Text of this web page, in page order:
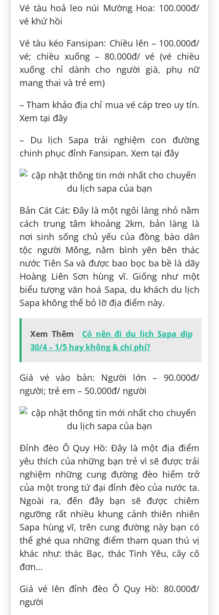
Vé tàu hoả leo núi Mường Hoa: 100.000đ/
vé khứ hồi
Vé tàu kéo Fansipan: Chiều lên – 100.000đ/
vé; chiều xuống – 80.000đ/ vé (vé chiều
xuống chỉ dành cho người già, phụ nữ
mang thai và trẻ em)
– Tham khảo địa chỉ mua vé cáp treo uy tín.
Xem tại đây
– Du lịch Sapa trải nghiệm con đường
chinh phục đỉnh Fansipan. Xem tại đây
Bản Cát Cát: Đây là một ngôi làng nhỏ nằm
cách trung tâm khoảng 2km, bản làng là
nơi sinh sống chủ yếu của đồng bào dân
tộc người Mông, nằm bình yên bên thác
nước Tiên Sa và được bao bọc ba bề là dãy
Hoàng Liên Sơn hùng vĩ. Giống như một
biểu tượng văn hoá Sapa, du khách du lịch
Sapa không thể bỏ lỡ địa điểm này.
Xem Thêm
Có nên đi du lịch Sapa dịp
30/4 – 1/5 hay không & chi phí?
Giá vé vào bản: Người lớn – 90.000đ/
người; trẻ em – 50.000đ/ người
Đỉnh đèo Ô Quy Hồ: Đây là một địa điểm
yêu thích của những bạn trẻ vì sẽ được trải
nghiệm những cung đường đèo hiểm trở
của một trong tứ đại đỉnh đèo của nước ta.
Ngoài ra, đến đây bạn sẽ được chiêm
ngưỡng rất nhiều khung cảnh thiên nhiên
Sapa hùng vĩ, trên cung đường này bạn có
thể ghé qua những điểm tham quan thú vị
khác như: thác Bạc, thác Tình Yêu, cây cô
đơn…
Giá vé lên đỉnh đèo Ô Quy Hồ: 80.000đ/
người